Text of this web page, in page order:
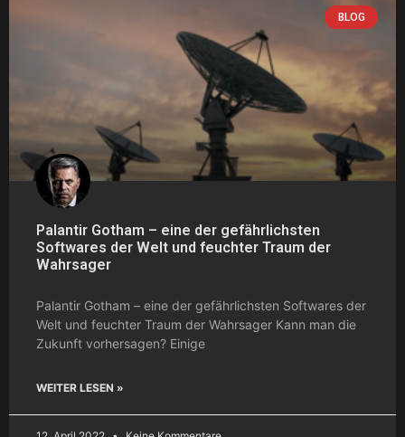
BLOG
Palantir Gotham – eine der gefährlichsten
Softwares der Welt und feuchter Traum der
Wahrsager
Palantir Gotham – eine der gefährlichsten Softwares der
Welt und feuchter Traum der Wahrsager Kann man die
Zukunft vorhersagen? Einige
WEITER LESEN »